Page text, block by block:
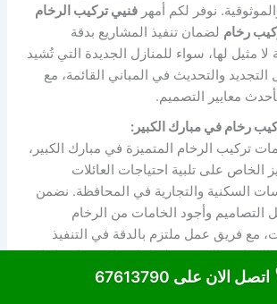
نوفر لكم أمهرفنيي تركيب الرخام
رخام لضمان تنفيذ المشاريع بدقة
لا مثيل لها، سواء للمنازل الجديدة التي تُشيد
التجديد والتحديث في المباني القائمة، مع
بأحدث معايير التصميم.
رخام في مبارك الكبير:
تركيب الرخام المتميزة في مبارك الكبير،
الخاص على تلبية احتياجات العائلات
السكنية والتجارية في المحافظة. نضمن
التصاميم وأجود الخامات من الرخام
مع فريق عمل ملتزم بالدقة في التنفيذ
بالمواعيد المتفق عليها، لضمان رضاكم التام
المنجز.
اتصل الان على 67613790